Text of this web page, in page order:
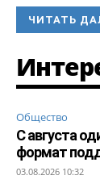
ЧИТАТЬ
Общество
С августа
формат
03.08.2026 10:32